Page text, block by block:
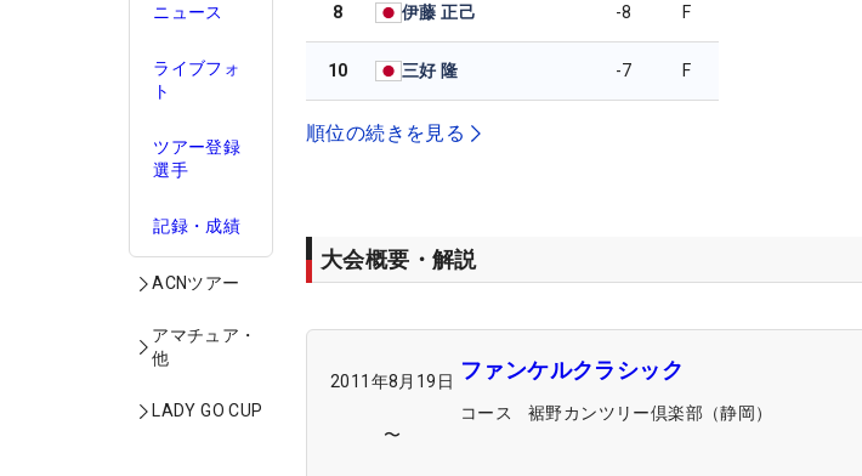
ニュース
ライブフォ
ト
ツアー登録
選手
記録・成績
ACNツアー
アマチュア・
他
LADY GO CUP
8 伊藤 正己 -8 F
10 三好 隆 -7 F
順位の続きを見る
大会概要・解説
2011年8月19日
〜
ファンケルクラシック
コース 裾野カンツリー倶楽部（静岡）